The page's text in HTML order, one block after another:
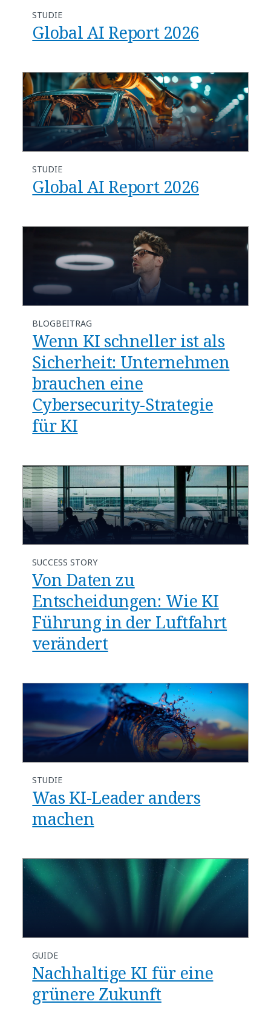
STUDIE
Global AI Report 2026
STUDIE
Global AI Report 2026
BLOGBEITRAG
Wenn KI schneller ist als
Sicherheit: Unternehmen
brauchen eine
Cybersecurity-Strategie
für KI
SUCCESS STORY
Von Daten zu
Entscheidungen: Wie KI
Führung in der Luftfahrt
verändert
STUDIE
Was KI-Leader anders
machen
GUIDE
Nachhaltige KI für eine
grünere Zukunft